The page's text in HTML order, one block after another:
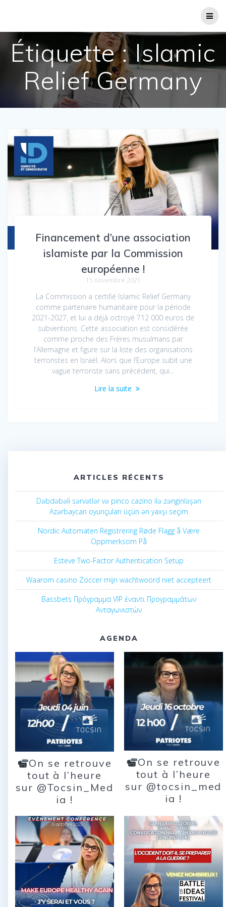
Étiquette :Islamic
Relief Germany
Financement d’une association
islamiste par la Commission
européenne !
15 novembre 2021
La Commission a certifié Islamic Relief Germany
comme partenaire humanitaire pour la période
2021-2027, et lui a déjà octroyé 712 000 euros de
subventions. Cette association est considérée
comme proche des Frères musulmans par
l’Allemagne et figure sur la liste des organisations
terroristes en Israël. Alors que l’Europe subit une
vague terroriste sans précédent, qui…
Lire la suite
ARTICLES RÉCENTS
Dəbdəbəli sərvətlər və pinco cazino ilə zənginləşən
Azərbaycan oyunçuları üçün ən yaxşı seçim
Nordic Automaten Registrering Røde Flagg å Være
Oppmerksom På
Esteve Two-Factor Authentication Setup
Waarom casino Zoccer mijn wachtwoord niet accepteert
Bassbets Πρόγραμμα VIP έναντι Προγραμμάτων
Ανταγωνιστών
AGENDA
On se retrouve
tout à l’heure
sur @Tocsin_Med
ia !
On se retrouve
tout à l’heure
sur @tocsin_med
ia !